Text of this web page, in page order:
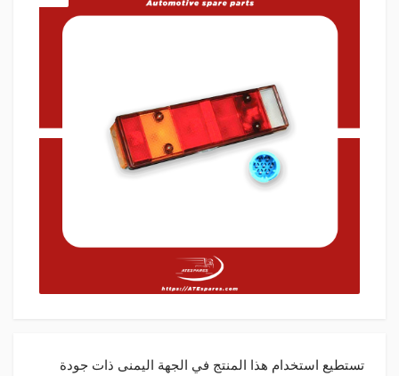
تستطيع استخدام هذا المنتج في الجهة اليمنى ذات جودة